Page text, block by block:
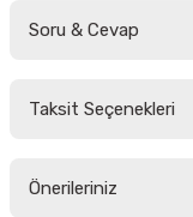
Soru & Cevap
Taksit Seçenekleri
Önerileriniz